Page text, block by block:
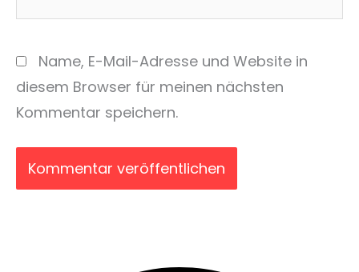
Name, E-Mail-Adresse und Website in
diesem Browser für meinen nächsten
Kommentar speichern.